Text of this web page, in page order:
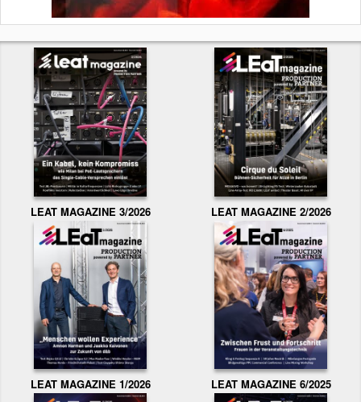
LEAT MAGAZINE 3/2026 LEAT MAGAZINE 2/2026
LEAT MAGAZINE 1/2026 LEAT MAGAZINE 6/2025